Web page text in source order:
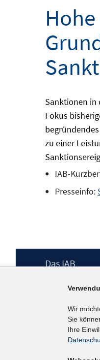
Sanktionen in
Fokus
zu einer
IAB-
Presseinfo:
Footer
Das IAB
Institutsleitung
Befragungen
Projekte
Wir
Sie
Ihre